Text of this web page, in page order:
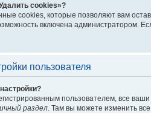
cookies»?
cookies, которые позволяют вам
включена администратором.
пользователя
пользователем, все
раздел . Там вы можете изменить